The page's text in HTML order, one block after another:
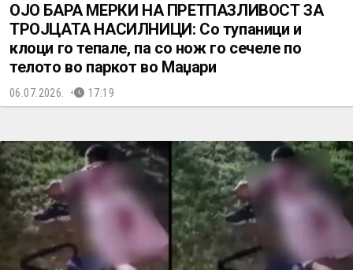
ОЈО БАРА МЕРКИ НА ПРЕТПАЗЛИВОСТ ЗА
ТРОЈЦАТА НАСИЛНИЦИ: Со тупаници и
клоци го тепале, па со нож го сечеле по
телото во паркот во Маџари
06.07.2026. 17:19